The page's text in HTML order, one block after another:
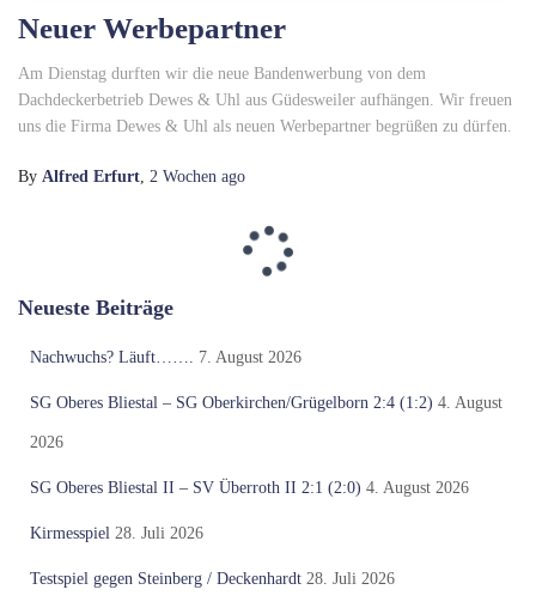
Neuer Werbepartner
Am Dienstag durften wir die neue Bandenwerbung von dem
Dachdeckerbetrieb Dewes & Uhl aus Güdesweiler aufhängen. Wir freuen
uns die Firma Dewes & Uhl als neuen Werbepartner begrüßen zu dürfen.
By Alfred Erfurt, 2 Wochen ago
Neueste Beiträge
Nachwuchs? Läuft……. 7. August 2026
SG Oberes Bliestal – SG Oberkirchen/Grügelborn 2:4 (1:2) 4. August
2026
SG Oberes Bliestal II – SV Überroth II 2:1 (2:0) 4. August 2026
Kirmesspiel 28. Juli 2026
Testspiel gegen Steinberg / Deckenhardt 28. Juli 2026